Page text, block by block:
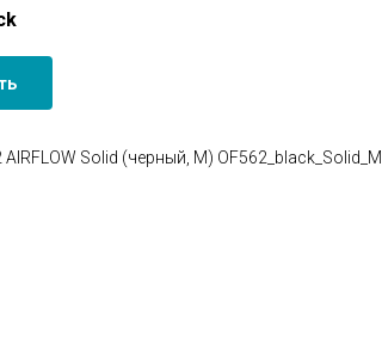
Solid (черный, M) OF562_black_Solid_M